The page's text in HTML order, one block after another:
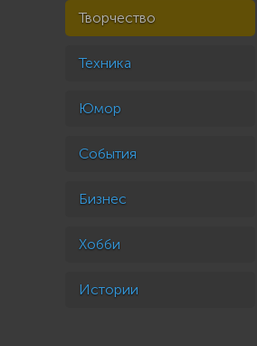
Творчество
Техника
Юмор
События
Бизнес
Хобби
Истории